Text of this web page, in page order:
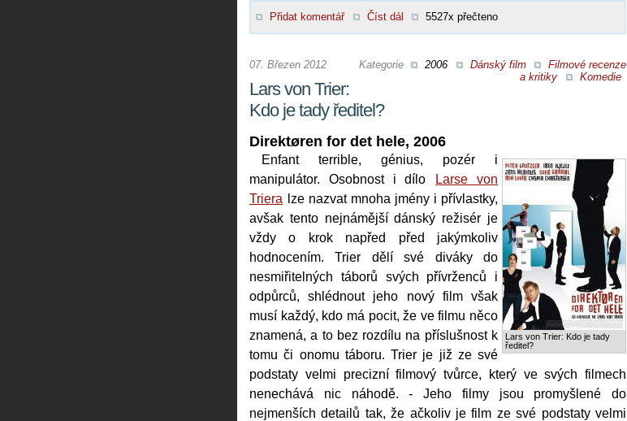
Přidat komentář Číst dál 5527x přečteno
Kategorie 2006 Dánský film
Filmové recenze
a kritiky
Komedie
07. Březen 2012
Lars von Trier:
Kdo je tady ředitel?
Direktøren for det hele, 2006
Lars von Trier: Kdo je tady
ředitel?
Enfant terrible, génius, pozér i
manipulátor. Osobnost i dílo
Larse von
Triera
lze nazvat mnoha jmény i přívlastky,
avšak tento nejnámější dánský režisér je
vždy o krok napřed před jakýmkoliv
hodnocením. Trier dělí své diváky do
nesmiřitelných táborů svých přívrženců i
odpůrců, shlédnout jeho nový film však
musí každý, kdo má pocit, že ve filmu něco
znamená, a to bez rozdílu na příslušnost k
tomu či onomu táboru. Trier je již ze své
podstaty velmi precizní filmový tvůrce, který ve svých filmech
nenechává nic náhodě. - Jeho filmy jsou promyšlené do
nejmenších detailů tak, že ačkoliv je film ze své podstaty velmi